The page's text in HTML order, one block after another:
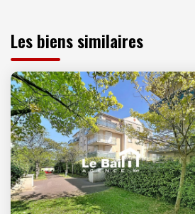
Les biens similaires